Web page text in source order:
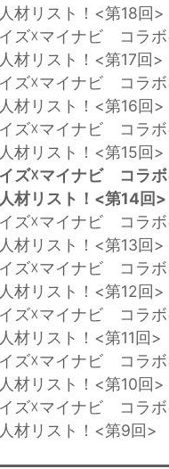
材リスト！<第18回>
ズ☓マイナビ コラ
材リスト！<第17回>
ズ☓マイナビ コラ
材リスト！<第16回>
ズ☓マイナビ コラ
材リスト！<第15回>
ズ☓マイナビ コラボ
材リスト！<第14回>
ズ☓マイナビ コラ
材リスト！<第13回>
ズ☓マイナビ コラ
材リスト！<第12回>
ズ☓マイナビ コラ
材リスト！<第11回>
ズ☓マイナビ コラ
材リスト！<第10回>
ズ☓マイナビ コラ
材リスト！<第9回>